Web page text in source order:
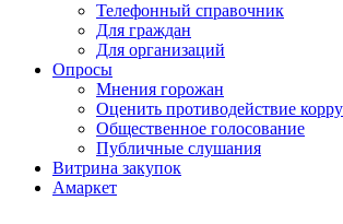
Телефонный справочник
Для граждан
Для организаций
Опросы
Мнения горожан
Оценить противодействие
Общественное голосование
Публичные слушания
Витрина закупок
Амаркет